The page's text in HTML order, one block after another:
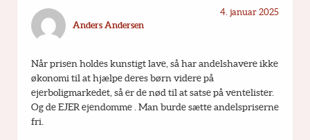
Anders Andersen
4. januar 2025
Når prisen holdes kunstigt lave, så har andelshavere ikke
økonomi til at hjælpe deres børn videre på
ejerboligmarkedet, så er de nød til at satse på ventelister.
Og de EJER ejendomme . Man burde sætte andelspriserne
fri.